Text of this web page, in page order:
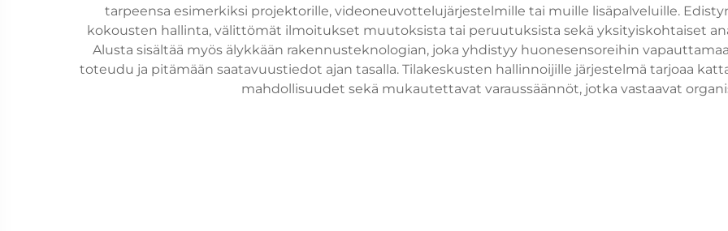
tarpeensa esimerkiksi projektorille, videoneuvottelujärjestelmille tai muille lisäpalveluille.
kokousten hallinta, välittömät ilmoitukset muutoksista tai peruutuksista sekä yksityiskohtaiset
Alusta sisältää myös älykkään rakennusteknologian, joka yhdistyy huonesensoreihin
toteudu ja pitämään saatavuustiedot ajan tasalla. Tilakeskusten hallinnoijille järjestelmä tarjoaa
mahdollisuudet sekä mukautettavat varaussäännöt, jotka vastaavat